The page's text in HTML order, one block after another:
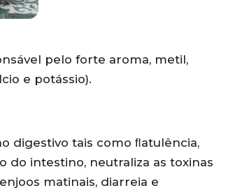
pelo forte aroma, metil,
e potássio).
digestivo tais como ﬂatulência,
do intestino, neutraliza as toxinas
matinais, diarreia e